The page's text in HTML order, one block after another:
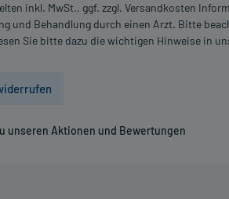
Jugendliche unter 18 Jahren: Das
Schwangerschaft und Stillzeit?
einer Anwendung wird nach
inkl. MwSt., ggf. zzgl. Versandkosten
und Behandlung durch einen Arzt. Bitte
Sie bitte dazu die wichtigen Hinweise in
unseren Aktionen und Bewertungen